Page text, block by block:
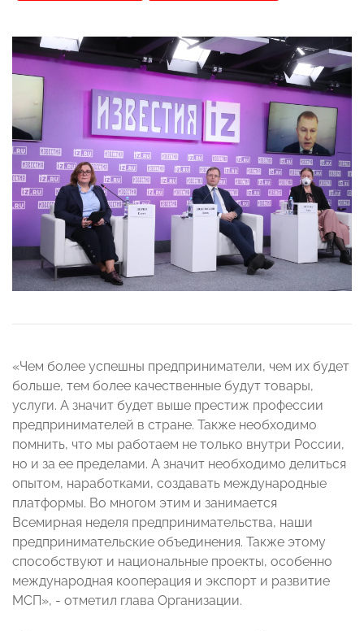
«Чем более успешны предприниматели, чем их будет
больше, тем более качественные будут товары,
услуги. А значит будет выше престиж профессии
предпринимателей в стране. Также необходимо
помнить, что мы работаем не только внутри России,
но и за ее пределами. А значит необходимо делиться
опытом, наработками, создавать международные
платформы. Во многом этим и занимается
Всемирная неделя предпринимательства, наши
предпринимательские объединения. Также этому
способствуют и национальные проекты, особенно
международная кооперация и экспорт и развитие
МСП», - отметил глава Организации.